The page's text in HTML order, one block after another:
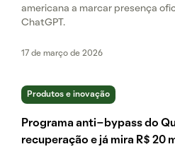
americana a marcar presença
ChatGPT.
17 de março de 2026
Produtos e inovação
Programa anti-bypass do
recuperação e já mira R$ 20